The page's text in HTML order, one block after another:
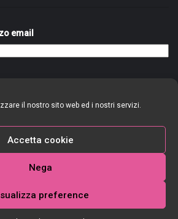
il nostro sito web ed i nostri servizi.
Accetta cookie
Nega
preference
email